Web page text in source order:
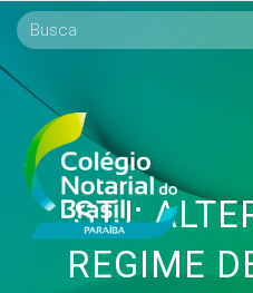
STJ:
REGIME